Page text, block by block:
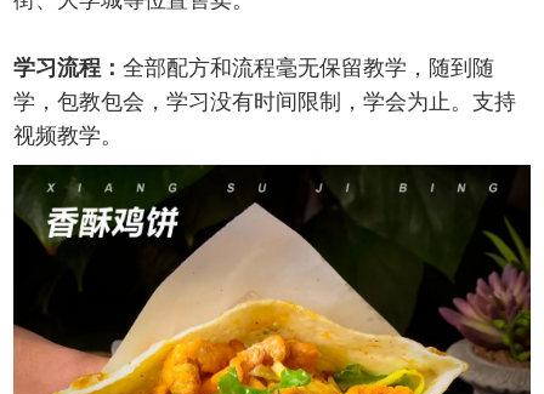
学习流程：全部配方和流程毫无保留教学，随到随
学，包教包会，学习没有时间限制，学会为止。支持
视频教学。